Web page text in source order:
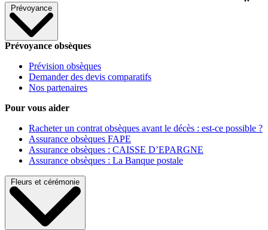
Prévoyance
Prévoyance obsèques
Prévision obsèques
Demander des devis comparatifs
Nos partenaires
Pour vous aider
Racheter un contrat obsèques avant le décès : est-ce possible ?
Assurance obsèques FAPE
Assurance obsèques : CAISSE D’EPARGNE
Assurance obsèques : La Banque postale
Fleurs et cérémonie